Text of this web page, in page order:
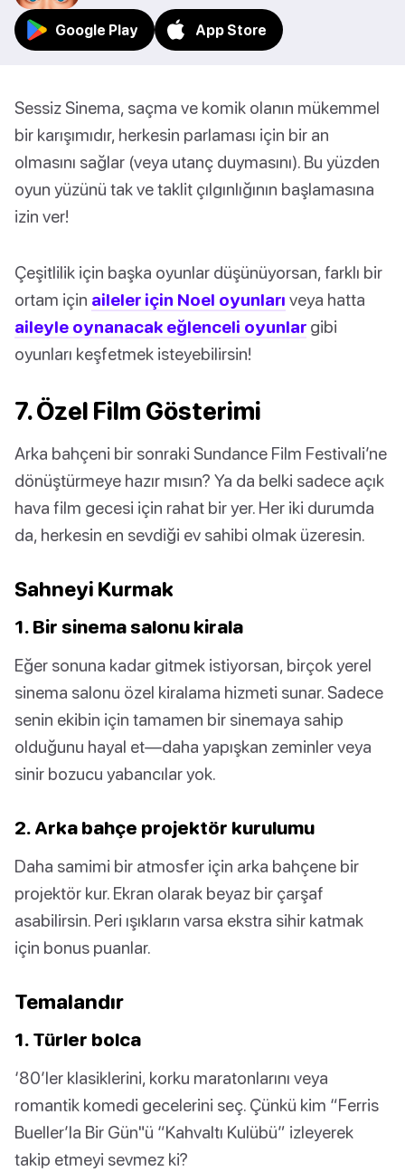
Google Play App Store
Sessiz Sinema, saçma ve komik olanın mükemmel
bir karışımıdır, herkesin parlaması için bir an
olmasını sağlar (veya utanç duymasını). Bu yüzden
oyun yüzünü tak ve taklit çılgınlığının başlamasına
izin ver!
Çeşitlilik için başka oyunlar düşünüyorsan, farklı bir
ortam için aileler için Noel oyunları veya hatta
aileyle oynanacak eğlenceli oyunlar gibi
oyunları keşfetmek isteyebilirsin!
7. Özel Film Gösterimi
Arka bahçeni bir sonraki Sundance Film Festivali’ne
dönüştürmeye hazır mısın? Ya da belki sadece açık
hava film gecesi için rahat bir yer. Her iki durumda
da, herkesin en sevdiği ev sahibi olmak üzeresin.
Sahneyi Kurmak
1. Bir sinema salonu kirala
Eğer sonuna kadar gitmek istiyorsan, birçok yerel
sinema salonu özel kiralama hizmeti sunar. Sadece
senin ekibin için tamamen bir sinemaya sahip
olduğunu hayal et—daha yapışkan zeminler veya
sinir bozucu yabancılar yok.
2. Arka bahçe projektör kurulumu
Daha samimi bir atmosfer için arka bahçene bir
projektör kur. Ekran olarak beyaz bir çarşaf
asabilirsin. Peri ışıkların varsa ekstra sihir katmak
için bonus puanlar.
Temalandır
1. Türler bolca
‘80’ler klasiklerini, korku maratonlarını veya
romantik komedi gecelerini seç. Çünkü kim “Ferris
Bueller’la Bir Gün"ü “Kahvaltı Kulübü” izleyerek
takip etmeyi sevmez ki?